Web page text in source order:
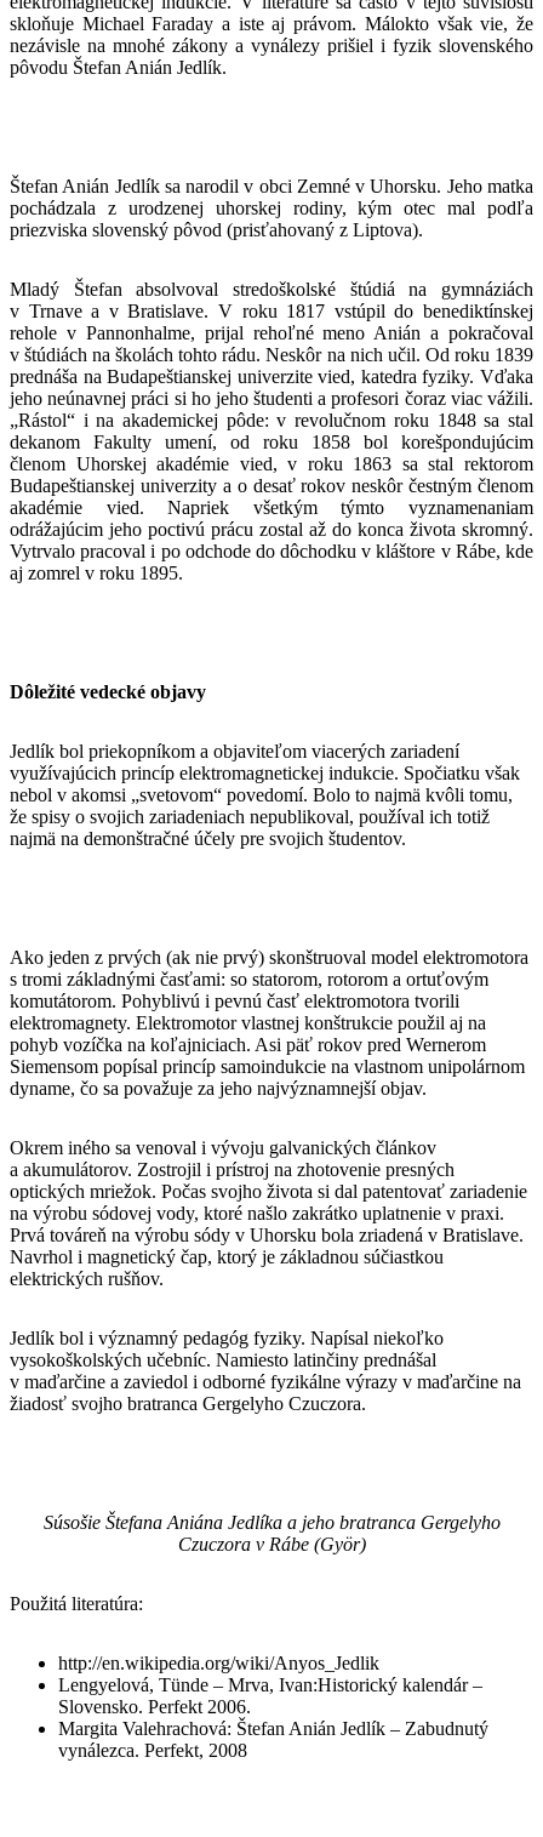
skloňuje Michael Faraday a iste aj právom. Málokto však vie, že
nezávisle na mnohé zákony a vynálezy prišiel i fyzik slovenského
pôvodu Štefan Anián Jedlík.
Štefan Anián Jedlík sa narodil v obci Zemné v Uhorsku. Jeho matka
pochádzala z urodzenej uhorskej rodiny, kým otec mal podľa
priezviska slovenský pôvod (prisťahovaný z Liptova).
Mladý Štefan absolvoval stredoškolské štúdiá na gymnáziách
v Trnave a v Bratislave. V roku 1817 vstúpil do benediktínskej
rehole v Pannonhalme, prijal rehoľné meno Anián a pokračoval
v štúdiách na školách tohto rádu. Neskôr na nich učil. Od roku 1839
prednáša na Budapeštianskej univerzite vied, katedra fyziky. Vďaka
jeho neúnavnej práci si ho jeho študenti a profesori čoraz viac vážili.
„Rástol“ i na akademickej pôde: v revolučnom roku 1848 sa stal
dekanom Fakulty umení, od roku 1858 bol korešpondujúcim
členom Uhorskej akadémie vied, v roku 1863 sa stal rektorom
Budapeštianskej univerzity a o desať rokov neskôr čestným členom
akadémie vied. Napriek všetkým týmto vyznamenaniam
odrážajúcim jeho poctivú prácu zostal až do konca života skromný.
Vytrvalo pracoval i po odchode do dôchodku v kláštore v Rábe, kde
aj zomrel v roku 1895.
Dôležité vedecké objavy
Jedlík bol priekopníkom a objaviteľom viacerých zariadení
využívajúcich princíp elektromagnetickej indukcie. Spočiatku však
nebol v akomsi „svetovom“ povedomí. Bolo to najmä kvôli tomu,
že spisy o svojich zariadeniach nepublikoval, používal ich totiž
najmä na demonštračné účely pre svojich študentov.
Ako jeden z prvých (ak nie prvý) skonštruoval model elektromotora
s tromi základnými časťami: so statorom, rotorom a ortuťovým
komutátorom. Pohyblivú i pevnú časť elektromotora tvorili
elektromagnety. Elektromotor vlastnej konštrukcie použil aj na
pohyb vozíčka na koľajniciach. Asi päť rokov pred Wernerom
Siemensom popísal princíp samoindukcie na vlastnom unipolárnom
dyname, čo sa považuje za jeho najvýznamnejší objav.
Okrem iného sa venoval i vývoju galvanických článkov
a akumulátorov. Zostrojil i prístroj na zhotovenie presných
optických mriežok. Počas svojho života si dal patentovať zariadenie
na výrobu sódovej vody, ktoré našlo zakrátko uplatnenie v praxi.
Prvá továreň na výrobu sódy v Uhorsku bola zriadená v Bratislave.
Navrhol i magnetický čap, ktorý je základnou súčiastkou
elektrických rušňov.
Jedlík bol i významný pedagóg fyziky. Napísal niekoľko
vysokoškolských učebníc. Namiesto latinčiny prednášal
v maďarčine a zaviedol i odborné fyzikálne výrazy v maďarčine na
žiadosť svojho bratranca Gergelyho Czuczora.
Súsošie Štefana Aniána Jedlíka a jeho bratranca Gergelyho
Czuczora v Rábe (Györ)
Použitá literatúra:
http://en.wikipedia.org/wiki/Anyos_Jedlik
Lengyelová, Tünde – Mrva, Ivan:Historický kalendár –
Slovensko. Perfekt 2006.
Margita Valehrachová: Štefan Anián Jedlík – Zabudnutý
vynálezca. Perfekt, 2008